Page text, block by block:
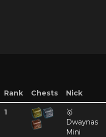
Rank Chests Nick
1
🥇
Dwaynas
Mini